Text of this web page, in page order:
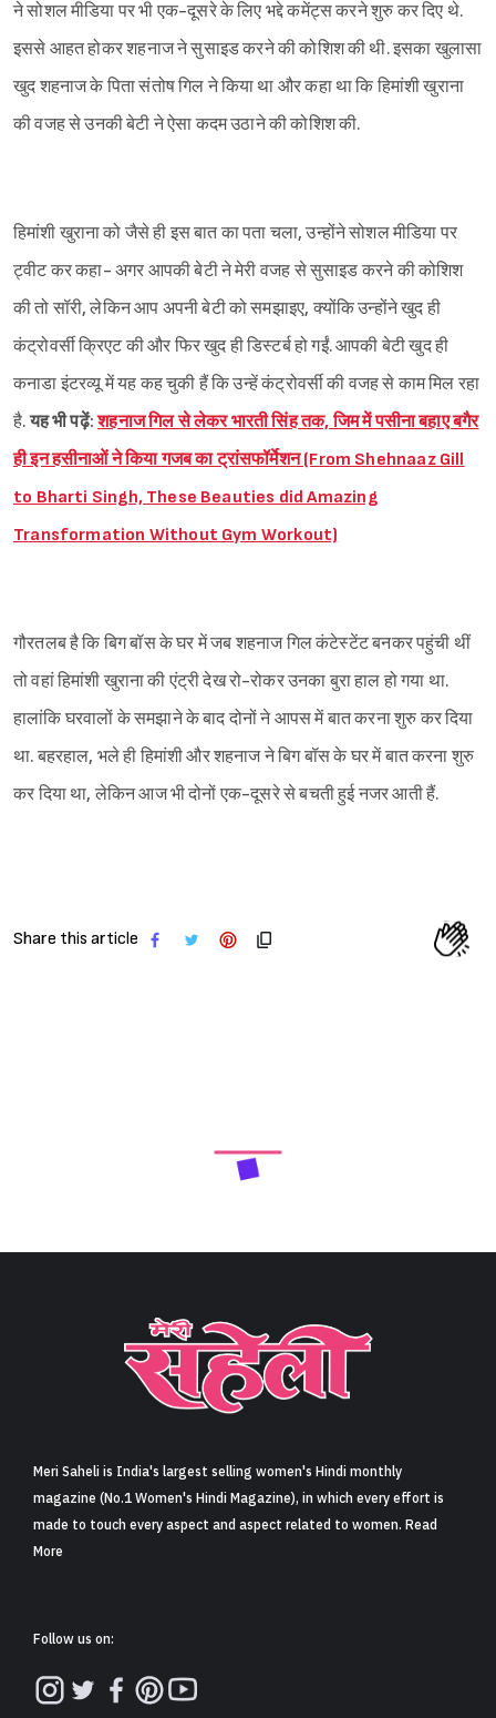
ने सोशल मीडिया पर भी एक-दूसरे के लिए भद्दे कमेंट्स करने शुरु कर दिए थे.
इससे आहत होकर शहनाज ने सुसाइड करने की कोशिश की थी. इसका खुलासा
खुद शहनाज के पिता संतोष गिल ने किया था और कहा था कि हिमांशी खुराना
की वजह से उनकी बेटी ने ऐसा कदम उठाने की कोशिश की.
हिमांशी खुराना को जैसे ही इस बात का पता चला, उन्होंने सोशल मीडिया पर
ट्वीट कर कहा- अगर आपकी बेटी ने मेरी वजह से सुसाइड करने की कोशिश
की तो सॉरी, लेकिन आप अपनी बेटी को समझाइए, क्योंकि उन्होंने खुद ही
कंट्रोवर्सी क्रिएट की और फिर खुद ही डिस्टर्ब हो गईं. आपकी बेटी खुद ही
कनाडा इंटरव्यू में यह कह चुकी हैं कि उन्हें कंट्रोवर्सी की वजह से काम मिल रहा
है.यह भी पढ़ें:शहनाज गिल से लेकर भारती सिंह तक, जिम में पसीना बहाए बगैर
ही इन हसीनाओं ने किया गजब का ट्रांसफॉर्मेशन (From Shehnaaz Gill
to Bharti Singh, These Beauties did Amazing
Transformation Without Gym Workout)
गौरतलब है कि बिग बॉस के घर में जब शहनाज गिल कंटेस्टेंट बनकर पहुंची थीं
तो वहां हिमांशी खुराना की एंट्री देख रो-रोकर उनका बुरा हाल हो गया था.
हालांकि घरवालों के समझाने के बाद दोनों ने आपस में बात करना शुरु कर दिया
था. बहरहाल, भले ही हिमांशी और शहनाज ने बिग बॉस के घर में बात करना शुरु
कर दिया था, लेकिन आज भी दोनों एक-दूसरे से बचती हुई नजर आती हैं.
Share this article
Meri Saheli is India's largest selling women's Hindi monthly
magazine (No.1 Women's Hindi Magazine), in which every effort is
made to touch every aspect and aspect related to women. Read
More
Follow us on: